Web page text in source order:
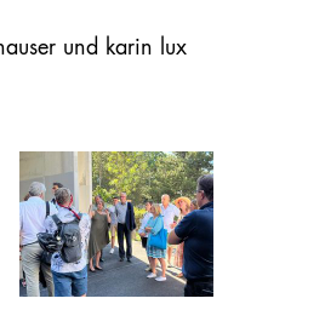
und karin lux